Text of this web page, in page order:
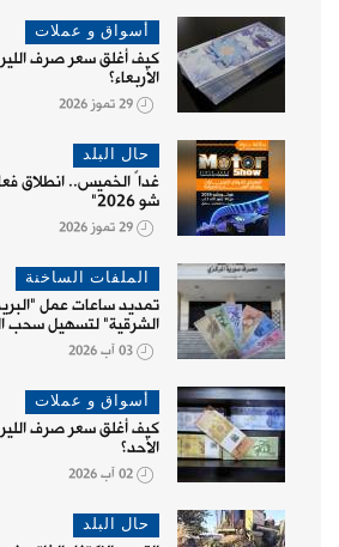
أسواق و عملات
كيف أغلق سعر صرف
الأربعاء؟
29 تموز 2026
حال البلد
غداً الخميس.. انطلاق
شو 2026"
29 تموز 2026
الملفات الساخنة
تمديد ساعات عمل
الشرقية" لتسهيل سحب
03 آب 2026
أسواق و عملات
كيف أغلق سعر صرف
الأحد؟
02 آب 2026
حال البلد